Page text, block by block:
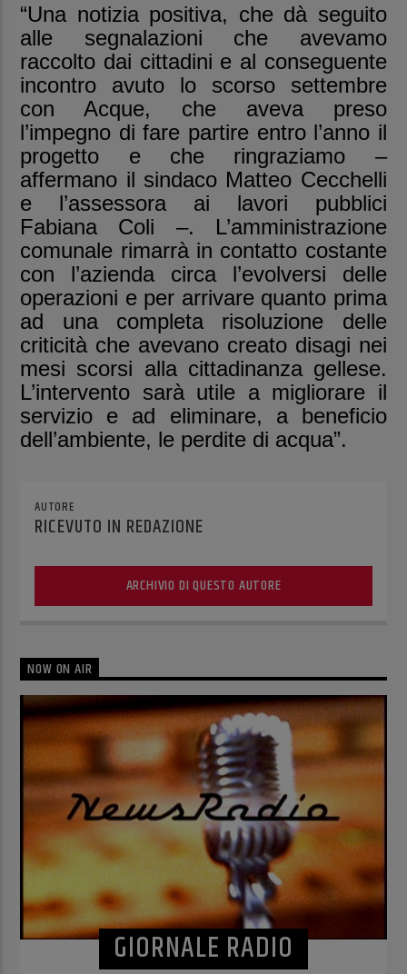
“Una notizia positiva, che dà seguito
alle segnalazioni che avevamo
raccolto dai cittadini e al conseguente
incontro avuto lo scorso settembre
con Acque, che aveva preso
l’impegno di fare partire entro l’anno il
progetto e che ringraziamo –
affermano il sindaco Matteo Cecchelli
e l’assessora ai lavori pubblici
Fabiana Coli –. L’amministrazione
comunale rimarrà in contatto costante
con l’azienda circa l’evolversi delle
operazioni e per arrivare quanto prima
ad una completa risoluzione delle
criticità che avevano creato disagi nei
mesi scorsi alla cittadinanza gellese.
L’intervento sarà utile a migliorare il
servizio e ad eliminare, a beneficio
dell’ambiente, le perdite di acqua”.
AUTORE
RICEVUTO IN REDAZIONE
ARCHIVIO DI QUESTO AUTORE
NOW ON AIR
GIORNALE RADIO